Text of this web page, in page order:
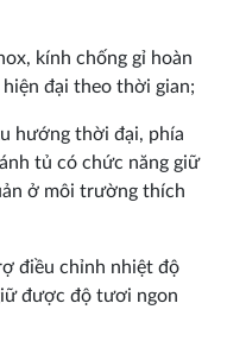
kính chống gỉ hoàn
đại theo thời gian;
hướng thời đại, phía
tủ có chức năng giữ
ở môi trường thích
điều chỉnh nhiệt độ
được độ tươi ngon